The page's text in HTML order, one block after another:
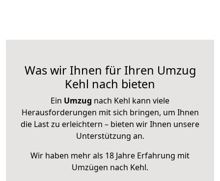
Was wir Ihnen für Ihren Umzug
Kehl nach bieten
Ein Umzug nach Kehl kann viele
Herausforderungen mit sich bringen, um Ihnen
die Last zu erleichtern – bieten wir Ihnen unsere
Unterstützung an.
Wir haben mehr als 18 Jahre Erfahrung mit
Umzügen nach Kehl.